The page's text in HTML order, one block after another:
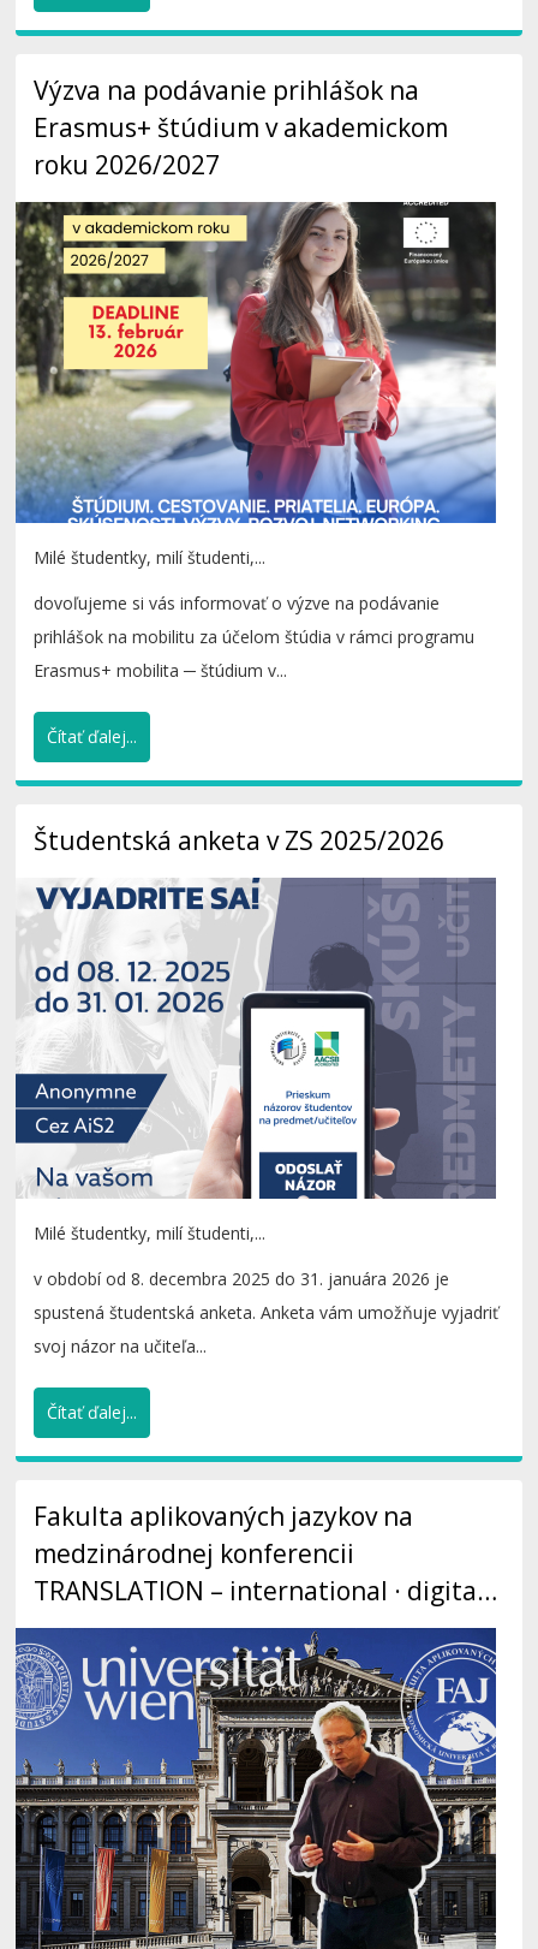
Výzva na podávanie prihlášok na
Erasmus+ štúdium v akademickom
roku 2026/2027
Milé študentky, milí študenti,...
dovoľujeme si vás informovať o výzve na podávanie
prihlášok na mobilitu za účelom štúdia v rámci programu
Erasmus+ mobilita ─ štúdium v...
Čítať ďalej...
Študentská anketa v ZS 2025/2026
Milé študentky, milí študenti,...
v období od 8. decembra 2025 do 31. januára 2026 je
spustená študentská anketa. Anketa vám umožňuje vyjadriť
svoj názor na učiteľa...
Čítať ďalej...
Fakulta aplikovaných jazykov na
medzinárodnej konferencii
TRANSLATION – international · digital ·
vernetzt